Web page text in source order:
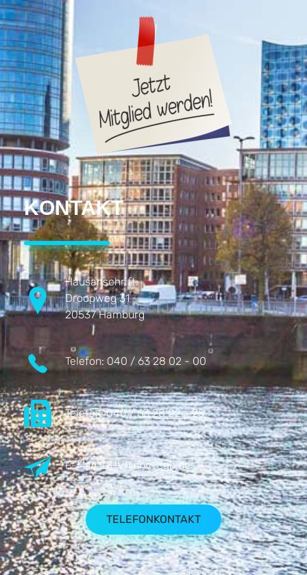
KONTAKT
Hausanschrift:
Droopweg 31
20537 Hamburg
Telefon: 040 / 63 28 02 - 00
Telefax:040 / 63 28 02 - 25
E-Mail:DHV@dhv-cgb.de
TELEFONKONTAKT